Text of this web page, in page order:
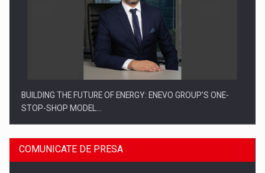
BUILDING THE FUTURE OF ENERGY: ENEVO GROUP’S ONE-
STOP-SHOP MODEL…
COMUNICATE DE PRESA